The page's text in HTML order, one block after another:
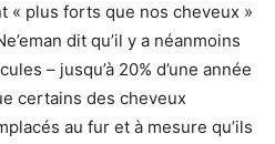
« plus forts que nos cheveux »
dit qu’il y a néanmoins
– jusqu’à 20% d’une année
certains des cheveux
au fur et à mesure qu’ils